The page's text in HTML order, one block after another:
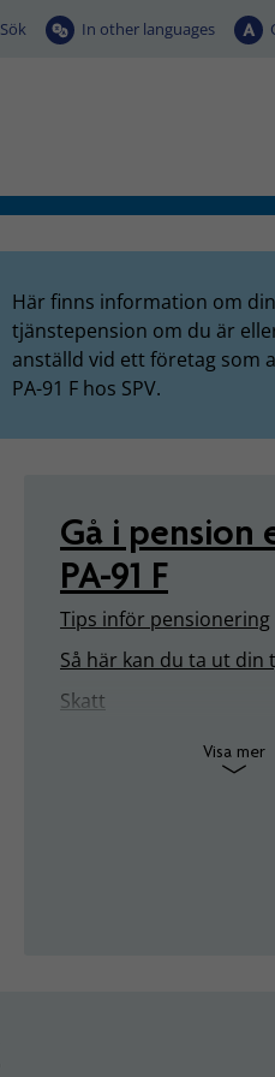
Sök In other languages
Här finns information om din
tjänstepension om du är
anställd vid ett företag som
PA-91 F hos SPV.
Gå i pension
PA-91 F
Tips inför pensionering
Så här kan du ta ut din
Skatt
Visa mer